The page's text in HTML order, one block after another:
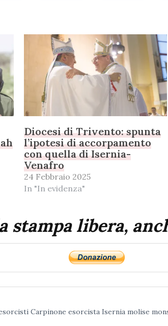
Diocesi di Trivento: spunta
l’ipotesi di accorpamento
con quella di Isernia-
Venafro
24 Febbraio 2025
In "In evidenza"
stampa libera,
Carpinone esorcista Isernia molise